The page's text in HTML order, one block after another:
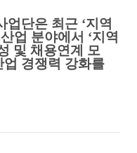
업단은 최근 ‘지역
업 분야에서 ‘지역
및 채용연계 모
경쟁력 강화를